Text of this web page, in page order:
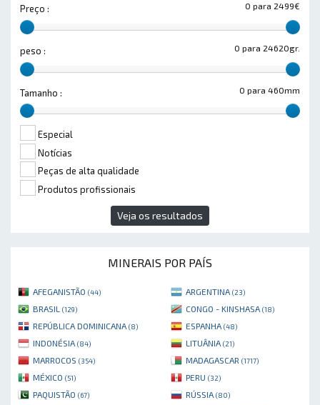
0 para 2499€
Preço :
0 para 24620gr.
peso :
0 para 460mm
Tamanho :
Especial
Notícias
Peças de alta qualidade
Produtos profissionais
Veja os resultados
MINERAIS POR PAÍS
AFEGANISTÃO (44) ARGENTINA (23)
BRASIL (129) CONGO - KINSHASA (18)
REPÚBLICA DOMINICANA (8) ESPANHA (48)
INDONÉSIA (84) LITUÂNIA (21)
MARROCOS (354) MADAGASCAR (1717)
MÉXICO (51) PERU (32)
PAQUISTÃO (67) RÚSSIA (80)